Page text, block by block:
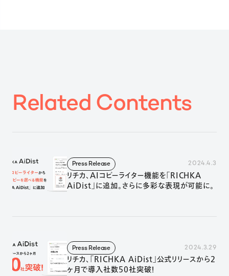
Related Contents
Press Release 2024.4.3
リチカ、AIコピーライター機能を「RICHKA
AiDist」に追加。さらに多彩な表現が可能に。
Press Release 2024.3.29
リチカ、「RICHKA AiDist」公式リリースから2
ヶ月で導入社数50社突破！